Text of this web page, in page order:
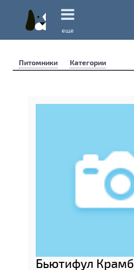
еще
Питомники Категории
Бьютифул Крамб